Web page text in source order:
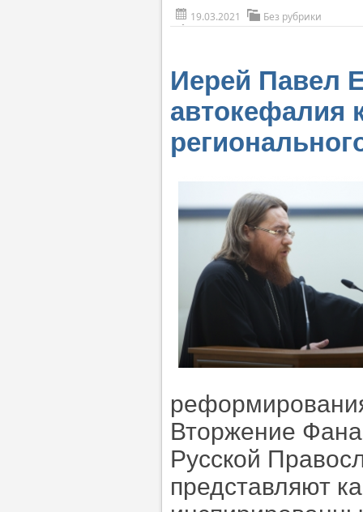
19.03.2021 Без рубрики
Иерей Павел
автокефалия
Вторжение
Русской
представляют